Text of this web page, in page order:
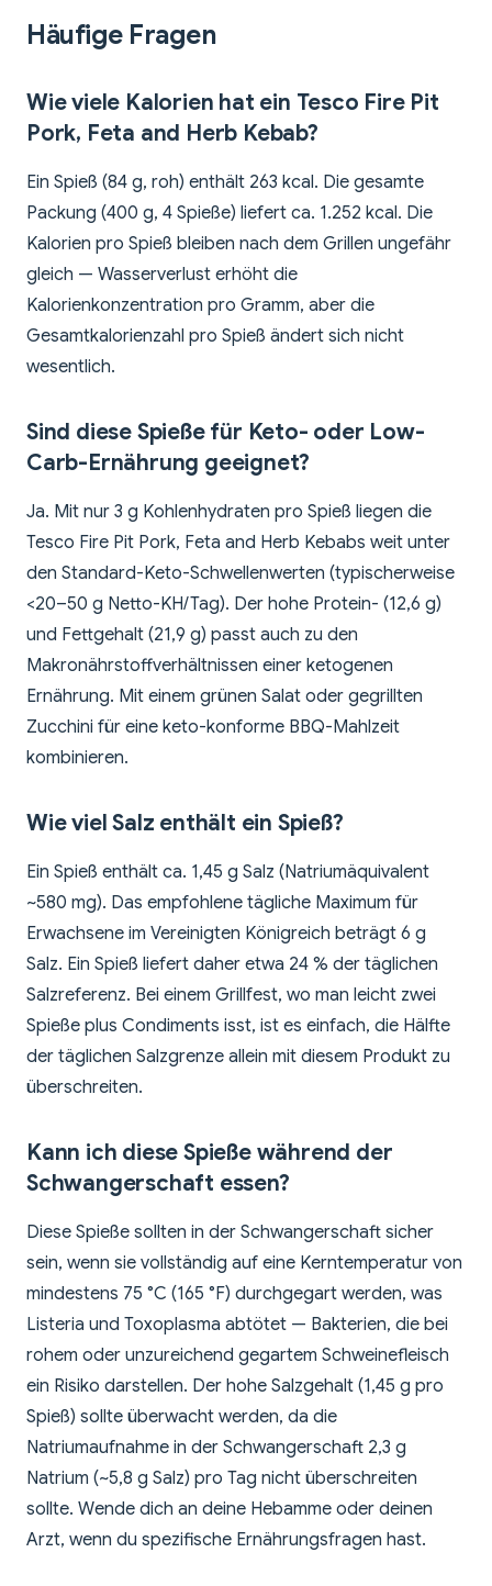
Häufige Fragen
Wie viele Kalorien hat ein Tesco Fire Pit
Pork, Feta and Herb Kebab?
Ein Spieß (84 g, roh) enthält 263 kcal. Die gesamte
Packung (400 g, 4 Spieße) liefert ca. 1.252 kcal. Die
Kalorien pro Spieß bleiben nach dem Grillen ungefähr
gleich — Wasserverlust erhöht die
Kalorienkonzentration pro Gramm, aber die
Gesamtkalorienzahl pro Spieß ändert sich nicht
wesentlich.
Sind diese Spieße für Keto- oder Low-
Carb-Ernährung geeignet?
Ja. Mit nur 3 g Kohlenhydraten pro Spieß liegen die
Tesco Fire Pit Pork, Feta and Herb Kebabs weit unter
den Standard-Keto-Schwellenwerten (typischerweise
<20–50 g Netto-KH/Tag). Der hohe Protein- (12,6 g)
und Fettgehalt (21,9 g) passt auch zu den
Makronährstoffverhältnissen einer ketogenen
Ernährung. Mit einem grünen Salat oder gegrillten
Zucchini für eine keto-konforme BBQ-Mahlzeit
kombinieren.
Wie viel Salz enthält ein Spieß?
Ein Spieß enthält ca. 1,45 g Salz (Natriumäquivalent
~580 mg). Das empfohlene tägliche Maximum für
Erwachsene im Vereinigten Königreich beträgt 6 g
Salz. Ein Spieß liefert daher etwa 24 % der täglichen
Salzreferenz. Bei einem Grillfest, wo man leicht zwei
Spieße plus Condiments isst, ist es einfach, die Hälfte
der täglichen Salzgrenze allein mit diesem Produkt zu
überschreiten.
Kann ich diese Spieße während der
Schwangerschaft essen?
Diese Spieße sollten in der Schwangerschaft sicher
sein, wenn sie vollständig auf eine Kerntemperatur von
mindestens 75 °C (165 °F) durchgegart werden, was
Listeria und Toxoplasma abtötet — Bakterien, die bei
rohem oder unzureichend gegartem Schweinefleisch
ein Risiko darstellen. Der hohe Salzgehalt (1,45 g pro
Spieß) sollte überwacht werden, da die
Natriumaufnahme in der Schwangerschaft 2,3 g
Natrium (~5,8 g Salz) pro Tag nicht überschreiten
sollte. Wende dich an deine Hebamme oder deinen
Arzt, wenn du spezifische Ernährungsfragen hast.